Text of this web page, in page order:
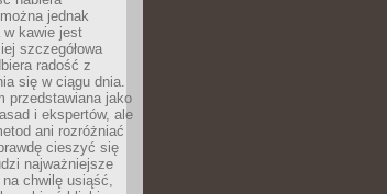
jednak
w kawie jest
szczegółowa
radość z
się w ciągu dnia.
przedstawiana jako
i ekspertów, ale
ani rozróżniać
cieszyć się
najważniejsze
chwilę usiąść,